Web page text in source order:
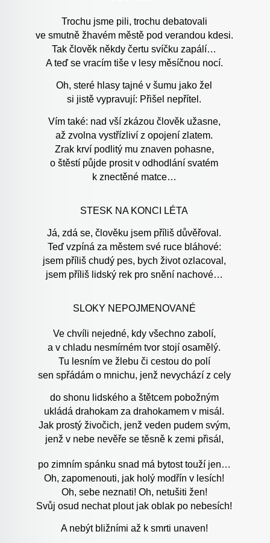
Trochu jsme pili, trochu debatovali
ve smutně žhavém městě pod verandou kdesi.
Tak člověk někdy čertu svíčku zapálí…
A teď se vracím tiše v lesy měsíčnou nocí.
Oh, steré hlasy tajné v šumu jako žel
si jistě vypravují: Přišel nepřítel.
Vím také: nad vší zkázou člověk užasne,
až zvolna vystřízliví z opojení zlatem.
Zrak krví podlitý mu znaven pohasne,
o štěstí půjde prosit v odhodlání svatém
k znectěné matce…
STESK NA KONCI LÉTA
Já, zdá se, člověku jsem příliš důvěřoval.
Teď vzpíná za městem své ruce bláhové:
jsem příliš chudý pes, bych život ozlacoval,
jsem příliš lidský rek pro snění nachové…
SLOKY NEPOJMENOVANÉ
Ve chvíli nejedné, kdy všechno zabolí,
a v chladu nesmírném tvor stojí osamělý.
Tu lesním ve žlebu či cestou do polí
sen spřádám o mnichu, jenž nevychází z cely
do shonu lidského a štětcem pobožným
ukládá drahokam za drahokamem v misál.
Jak prostý živočich, jenž veden pudem svým,
jenž v nebe nevěře se těsně k zemi přisál,
po zimním spánku snad má bytost touží jen…
Oh, zapomenouti, jak holý modřín v lesích!
Oh, sebe neznati! Oh, netušiti žen!
Svůj osud nechat plout jak oblak po nebesích!
A nebýt bližními až k smrti unaven!